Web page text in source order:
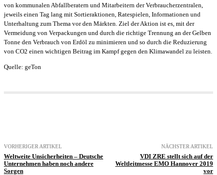
von kommunalen Abfallberatern und Mitarbeitern der Verbraucherzentralen,
jeweils einen Tag lang mit Sortieraktionen, Ratespielen, Informationen und
Unterhaltung zum Thema vor den Märkten. Ziel der Aktion ist es, mit der
Vermeidung von Verpackungen und durch die richtige Trennung an der Gelben
Tonne den Verbrauch von Erdöl zu minimieren und so durch die Reduzierung
von CO2 einen wichtigen Beitrag im Kampf gegen den Klimawandel zu leisten.
Quelle: geTon
VORHERIGER ARTIKEL
Weltweite Unsicherheiten – Deutsche
Unternehmen haben noch andere
Sorgen
NÄCHSTER ARTIKEL
VDI ZRE stellt sich auf der
Weltleitmesse EMO Hannover 2019
vor